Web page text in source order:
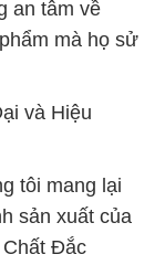
an tâm về
mà họ sử
và Hiệu
tôi mang lại
sản xuất của
Chất Đắc